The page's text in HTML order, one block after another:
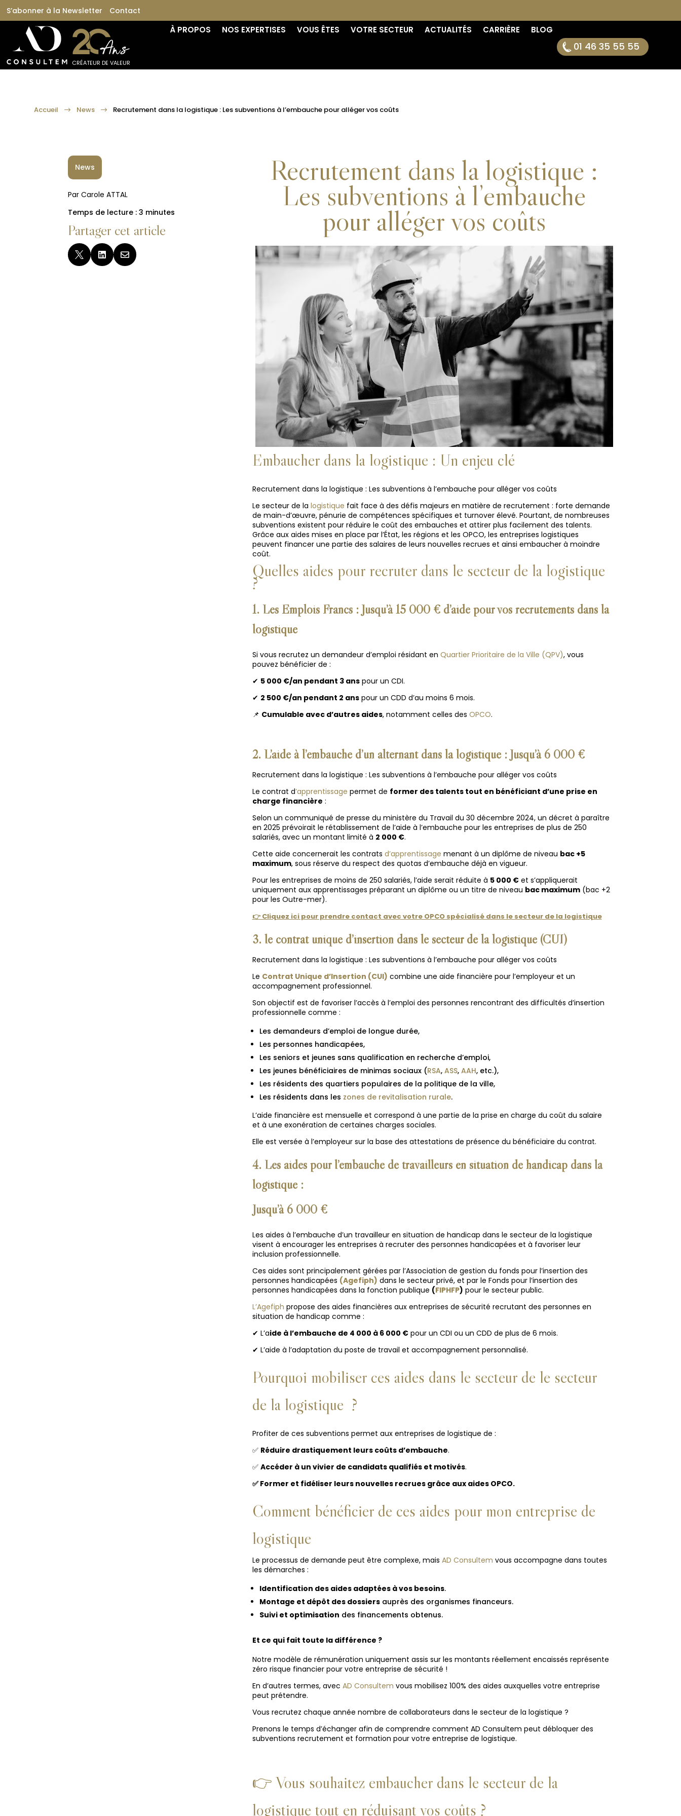
S’abonner à la Newsletter Contact
CRÉATEUR DE VALEUR
À PROPOS NOS EXPERTISES VOUS ÊTES VOTRE SECTEUR ACTUALITÉS CARRIÈRE BLOG
01 46 35 55 55
Accueil $ News $ Recrutement dans la logistique : Les subventions à l’embauche pour alléger vos coûts
News
Par Carole ATTAL
Temps de lecture : 3 minutes
Partager cet article
  
Recrutement dans la logistique :
Les subventions à l’embauche
pour alléger vos coûts
Embaucher dans la logistique : Un enjeu clé
Recrutement dans la logistique : Les subventions à l’embauche pour alléger vos coûts
Le secteur de la logistique fait face à des défis majeurs en matière de recrutement : forte demande
de main-d’œuvre, pénurie de compétences spécifiques et turnover élevé. Pourtant, de nombreuses
subventions existent pour réduire le coût des embauches et attirer plus facilement des talents.
Grâce aux aides mises en place par l’État, les régions et les OPCO, les entreprises logistiques
peuvent financer une partie des salaires de leurs nouvelles recrues et ainsi embaucher à moindre
coût.
Quelles aides pour recruter dans le secteur de la logistique
?
1. Les Emplois Francs: Jusqu’à 15 000 € d’aide pour vos recrutements dans la
logistique
Si vous recrutez un demandeur d’emploi résidant en Quartier Prioritaire de la Ville (QPV), vous
pouvez bénéficier de :
✔ 5 000 €/an pendant 3 anspour un CDI.
✔ 2 500 €/an pendant 2 anspour un CDD d’au moins 6 mois.
📌 Cumulable avec d’autres aides, notamment celles des OPCO.
2. L’aide à l’embauche d’un alternant dans lalogistique: Jusqu’à 6 000 €
Recrutement dans la logistique : Les subventions à l’embauche pour alléger vos coûts
Le contrat d’apprentissage permet de former des talents tout en bénéficiant d’une prise en
charge financière :
Selon un communiqué de presse du ministère du Travail du 30 décembre 2024, un décret à paraître
en 2025 prévoirait le rétablissement de l’aide à l’embauche pour les entreprises de plus de 250
salariés, avec un montant limité à 2 000 €.
Cette aide concernerait les contrats d’apprentissage menant à un diplôme de niveau bac +5
maximum, sous réserve du respect des quotas d’embauche déjà en vigueur.
Pour les entreprises de moins de 250 salariés, l’aide serait réduite à 5 000 €et s’appliquerait
uniquement aux apprentissages préparant un diplôme ou un titre de niveau bac maximum(bac +2
pour les Outre-mer).
👉 Cliquez ici pour prendre contact avec votre OPCO spécialisé dans le secteur de la logistique
3. le contrat unique d’insertion dans le secteur de la logistique(CUI)
Recrutement dans la logistique : Les subventions à l’embauche pour alléger vos coûts
Le Contrat Unique d’Insertion (CUI) combine une aide financière pour l’employeur et un
accompagnement professionnel.
Son objectif est de favoriser l’accès à l’emploi des personnes rencontrant des difficultés d’insertion
professionnelle comme :
Les demandeurs d’emploi de longue durée,
Les personnes handicapées,
Les seniors et jeunes sans qualification en recherche d’emploi,
Les jeunes bénéficiaires de minimas sociaux (RSA, ASS, AAH, etc.),
Les résidents des quartiers populaires de la politique de la ville,
Les résidents dans les zones de revitalisation rurale.
L’aide financière est mensuelle et correspond à une partie de la prise en charge du coût du salaire
et à une exonération de certaines charges sociales.
Elle est versée à l’employeur sur la base des attestations de présence du bénéficiaire du contrat.
4. Les aides pour l’embauche de travailleurs en situation de handicap dans la
logistique :
Jusqu’à 6 000 €
Les aides à l’embauche d’un travailleur en situation de handicap dans le secteur de la logistique
visent à encourager les entreprises à recruter des personnes handicapées et à favoriser leur
inclusion professionnelle.
Ces aides sont principalement gérées par l’Association de gestion du fonds pour l’insertion des
personnes handicapées (Agefiph) dans le secteur privé, et par le Fonds pour l’insertion des
personnes handicapées dans la fonction publique (FIPHFP) pour le secteur public.
L’Agefiph propose des aides financières aux entreprises de sécurité recrutant des personnes en
situation de handicap comme :
✔ L’aide à l’embauche de 4 000 à 6 000 €pour un CDI ou un CDD de plus de 6 mois.
✔ L’aide à l’adaptation du poste de travail et accompagnement personnalisé.
Pourquoi mobiliser ces aides dans le secteur de le secteur
de la logistique ?
Profiter de ces subventions permet aux entreprises de logistique de :
✅ Réduire drastiquement leurs coûts d’embauche.
✅ Accéder à un vivier de candidats qualifiés et motivés.
✅ Former et fidéliser leurs nouvelles recrues grâce aux aides OPCO.
Comment bénéficier de ces aides pour mon entreprise de
logistique
Le processus de demande peut être complexe, mais AD Consultem vous accompagne dans toutes
les démarches :
Identification des aides adaptées à vos besoins.
Montage et dépôt des dossiersauprès des organismes financeurs.
Suivi et optimisation des financements obtenus.
Et ce qui fait toute la différence ?
Notre modèle de rémunération uniquement assis sur les montants réellement encaissés représente
zéro risque financier pour votre entreprise de sécurité !
En d’autres termes, avec AD Consultem vous mobilisez 100% des aides auxquelles votre entreprise
peut prétendre.
Vous recrutez chaque année nombre de collaborateurs dans le secteur de la logistique ?
Prenons le temps d’échanger afin de comprendre comment AD Consultem peut débloquer des
subventions recrutement et formation pour votre entreprise de logistique.
👉 Vous souhaitez embaucher dans le secteur de la
logistique tout en réduisant vos coûts ?